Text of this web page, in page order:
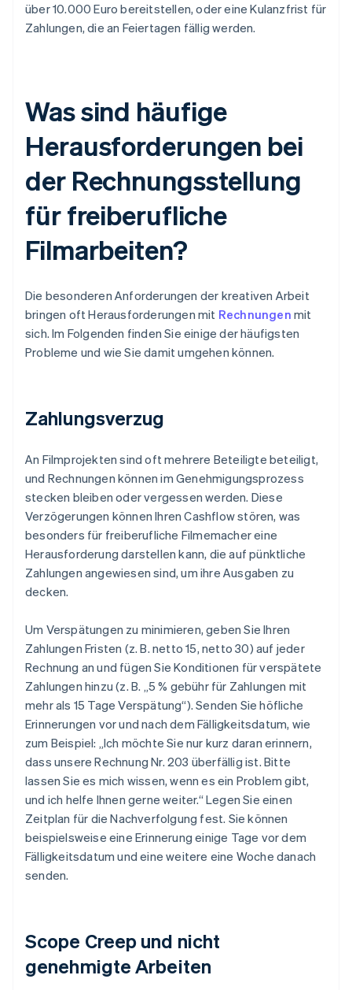
über 10.000 Euro bereitstellen, oder eine Kulanzfrist für
Zahlungen, die an Feiertagen fällig werden.
Was sind häufige
Herausforderungen bei
der Rechnungsstellung
für freiberufliche
Filmarbeiten?
Die besonderen Anforderungen der kreativen Arbeit
bringen oft Herausforderungen mit Rechnungen mit
sich. Im Folgenden finden Sie einige der häufigsten
Probleme und wie Sie damit umgehen können.
Zahlungsverzug
An Filmprojekten sind oft mehrere Beteiligte beteiligt,
und Rechnungen können im Genehmigungsprozess
stecken bleiben oder vergessen werden. Diese
Verzögerungen können Ihren Cashflow stören, was
besonders für freiberufliche Filmemacher eine
Herausforderung darstellen kann, die auf pünktliche
Zahlungen angewiesen sind, um ihre Ausgaben zu
decken.
Um Verspätungen zu minimieren, geben Sie Ihren
Zahlungen Fristen (z. B. netto 15, netto 30) auf jeder
Rechnung an und fügen Sie Konditionen für verspätete
Zahlungen hinzu (z. B. „5 % gebühr für Zahlungen mit
mehr als 15 Tage Verspätung“). Senden Sie höfliche
Erinnerungen vor und nach dem Fälligkeitsdatum, wie
zum Beispiel: „Ich möchte Sie nur kurz daran erinnern,
dass unsere Rechnung Nr. 203 überfällig ist. Bitte
lassen Sie es mich wissen, wenn es ein Problem gibt,
und ich helfe Ihnen gerne weiter.“ Legen Sie einen
Zeitplan für die Nachverfolgung fest. Sie können
beispielsweise eine Erinnerung einige Tage vor dem
Fälligkeitsdatum und eine weitere eine Woche danach
senden.
Scope Creep und nicht
genehmigte Arbeiten